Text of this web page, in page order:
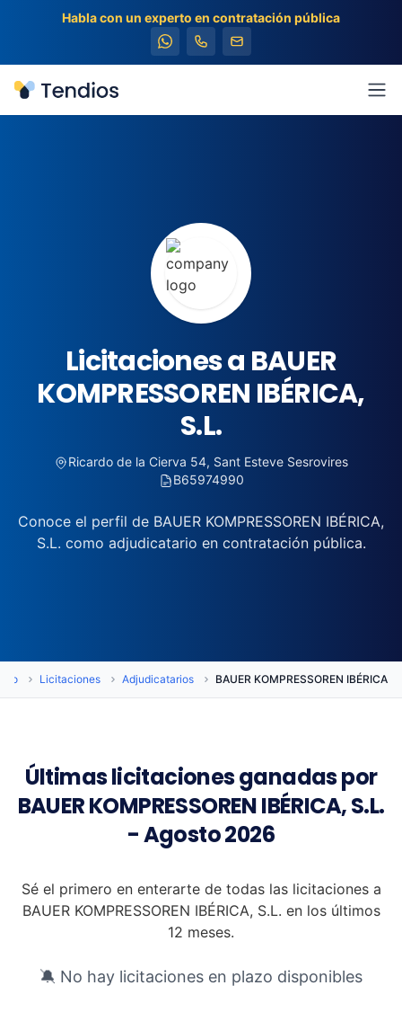
Habla con un experto en contratación pública
Tendios
Licitaciones a BAUER
KOMPRESSOREN IBÉRICA,
S.L.
Ricardo de la Cierva 54, Sant Esteve Sesrovires
B65974990
Conoce el perfil de BAUER KOMPRESSOREN IBÉRICA,
S.L. como adjudicatario en contratación pública.
Licitaciones Adjudicatarios BAUER KOMPRESSOREN IBÉRICA,
Últimas licitaciones ganadas por
BAUER KOMPRESSOREN IBÉRICA, S.L.
- Agosto 2026
Sé el primero en enterarte de todas las licitaciones a
BAUER KOMPRESSOREN IBÉRICA, S.L. en los últimos
12 meses.
🔕 No hay licitaciones en plazo disponibles